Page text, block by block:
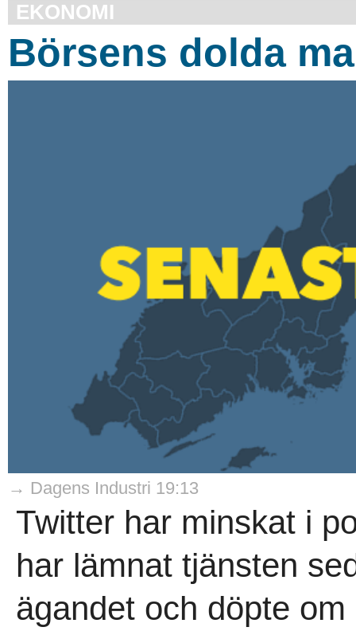
EKONOMI
Börsens dolda
→ Dagens Industri 19:13
Twitter har minskat i
har lämnat tjänsten
ägandet och döpte